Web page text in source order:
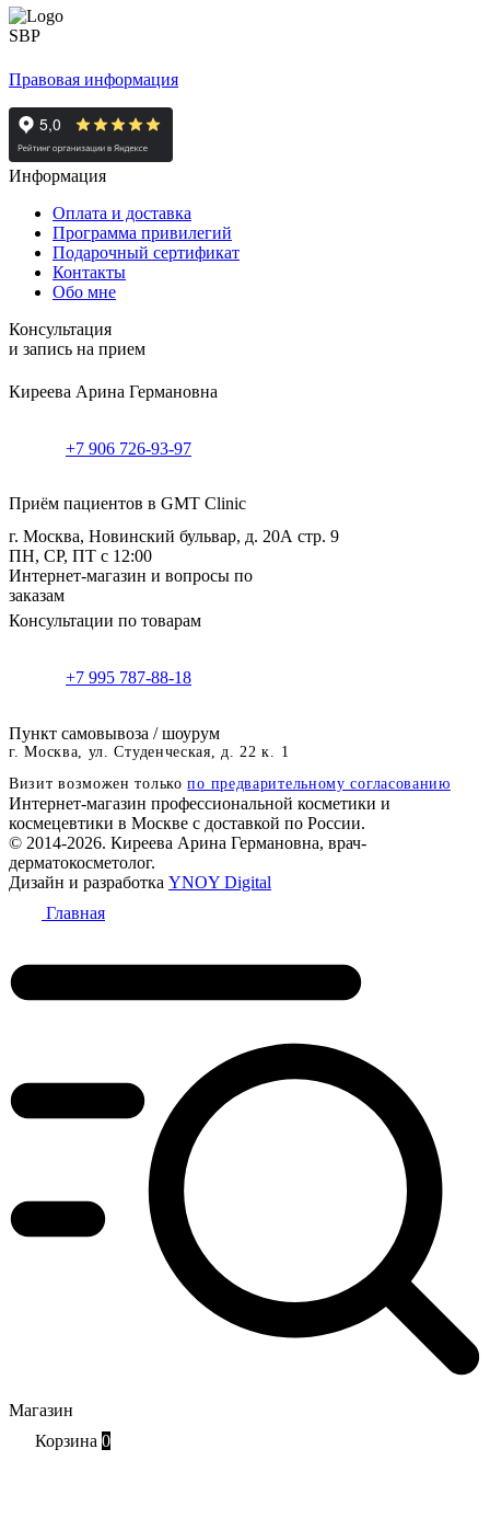
Правовая информация
Информация
Оплата и доставка
Программа привилегий
Подарочный сертификат
Контакты
Обо мне
Консультация
и запись на прием
Киреева Арина Германовна
+7 906 726-93-97
Приём пациентов в GMT Clinic
г. Москва, Новинский бульвар, д. 20А стр. 9
ПН, СР, ПТ с 12:00
Интернет-магазин и вопросы по
заказам
Консультации по товарам
+7 995 787-88-18
Пункт самовывоза / шоурум
г. Москва, ул. Студенческая, д. 22 к. 1
Визит возможен толькопо предварительному согласованию
Интернет-магазин профессиональной косметики и
космецевтики в Москве с доставкой по России.
© 2014-2026. Киреева Арина Германовна, врач-
дерматокосметолог.
Дизайн и разработка YNOY Digital
Главная
Магазин
Корзина 0